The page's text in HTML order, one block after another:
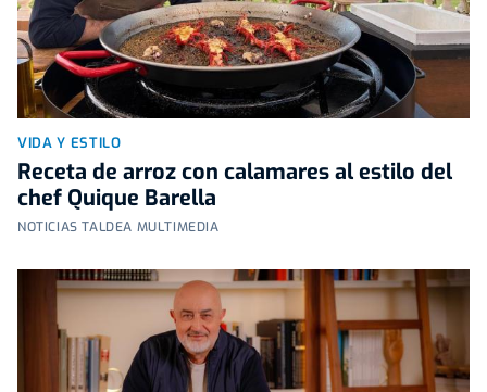
VIDA Y ESTILO
Receta de arroz con calamares al estilo del
chef Quique Barella
NOTICIAS TALDEA MULTIMEDIA